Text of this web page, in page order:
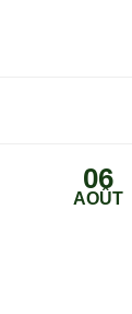
06
AOÛT